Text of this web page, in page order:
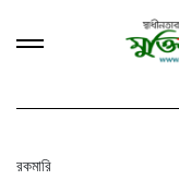
রকমারি